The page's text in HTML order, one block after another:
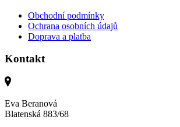
Obchodní podmínky
Ochrana osobních údajů
Doprava a platba
Kontakt
Eva Beranová
Blatenská 883/68